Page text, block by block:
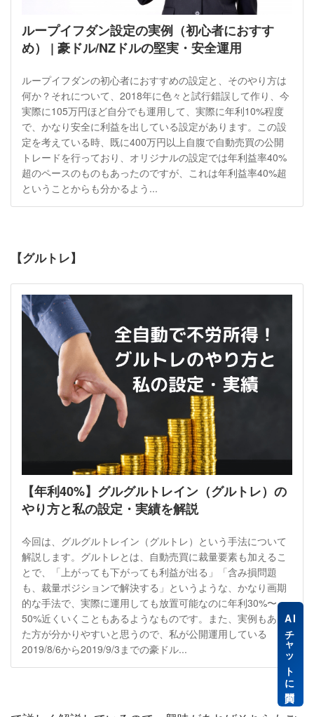
ループイフダン設定の実例（初心者におすす
め） | 豪ドル/NZドルの堅実・安全運用
ループイフダンの初心者におすすめの設定と、そのやり方は
何か？それについて、2018年に色々と試行錯誤して作り、今
実際に105万円ほど自分でも運用して、実際に年利10%程度
で、かなり安全に利益を出している設定があります。この設
定を考えている時、既に400万円以上自腹で自動売買の公開
トレードを行っており、オリジナルの設定では年利益率40%
超のペースのものもあったのですが、これは年利益率40%超
ということからも分かるよう...
【グルトレ】
【年利40%】グルグルトレイン（グルトレ）の
やり方と私の設定・実績を解説
今回は、グルグルトレイン（グルトレ）という手法について
解説します。グルトレとは、自動売買に裁量要素も加えるこ
とで、「上がっても下がっても利益が出る」「含み損問題
も、裁量ポジションで解決する」というような、かなり画期
的な手法で、実際に運用しても放置可能なのに年利30%〜
50%近くいくこともあるようなものです。また、実例もあっ
た方が分かりやすいと思うので、私が公開運用している
2019/8/6から2019/9/3までの豪ドル...
AI
チャットに質問